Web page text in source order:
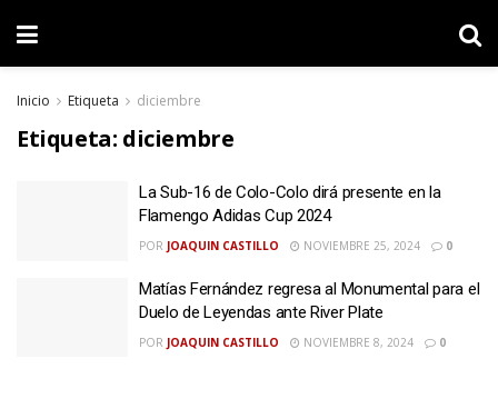
Inicio Etiqueta diciembre
Etiqueta: diciembre
La Sub-16 de Colo-Colo dirá presente en la
Flamengo Adidas Cup 2024
POR JOAQUIN CASTILLO NOVIEMBRE 25, 2024 0
Matías Fernández regresa al Monumental para el
Duelo de Leyendas ante River Plate
POR JOAQUIN CASTILLO NOVIEMBRE 8, 2024 0